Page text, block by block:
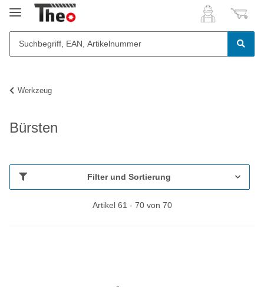
Werkzeug
Bürsten
Filter und Sortierung
Artikel 61 - 70 von 70